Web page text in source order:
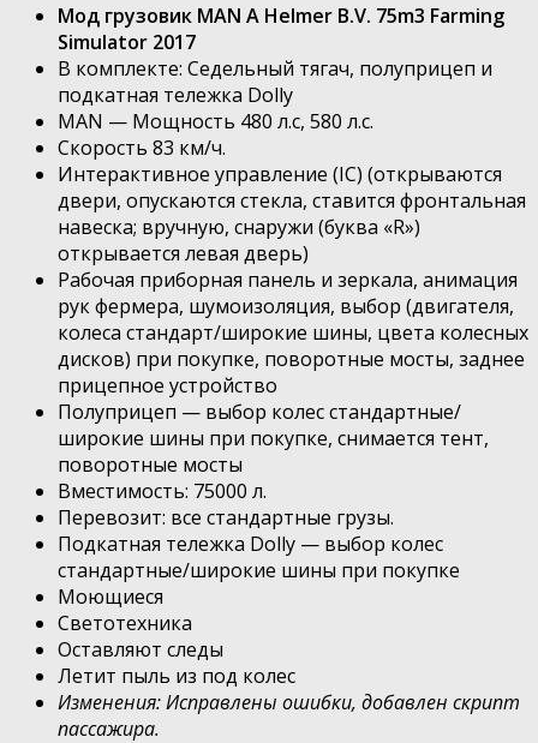
Мод грузовик MAN A Helmer B.V. 75m3 Farming
Simulator 2017
В комплекте: Седельный тягач, полуприцеп и
подкатная тележка Dolly
MAN — Мощность 480 л.с, 580 л.с.
Скорость 83 км/ч.
Интерактивное управление (IC) (открываются
двери, опускаются стекла, ставится фронтальная
навеска; вручную, снаружи (буква «R»)
открывается левая дверь)
Рабочая приборная панель и зеркала, анимация
рук фермера, шумоизоляция, выбор (двигателя,
колеса стандарт/широкие шины, цвета колесных
дисков) при покупке, поворотные мосты, заднее
прицепное устройство
Полуприцеп — выбор колес стандартные/
широкие шины при покупке, снимается тент,
поворотные мосты
Вместимость: 75000 л.
Перевозит: все стандартные грузы.
Подкатная тележка Dolly — выбор колес
стандартные/широкие шины при покупке
Моющиеся
Светотехника
Оставляют следы
Летит пыль из под колес
Изменения: Исправлены ошибки, добавлен скрипт
пассажира.